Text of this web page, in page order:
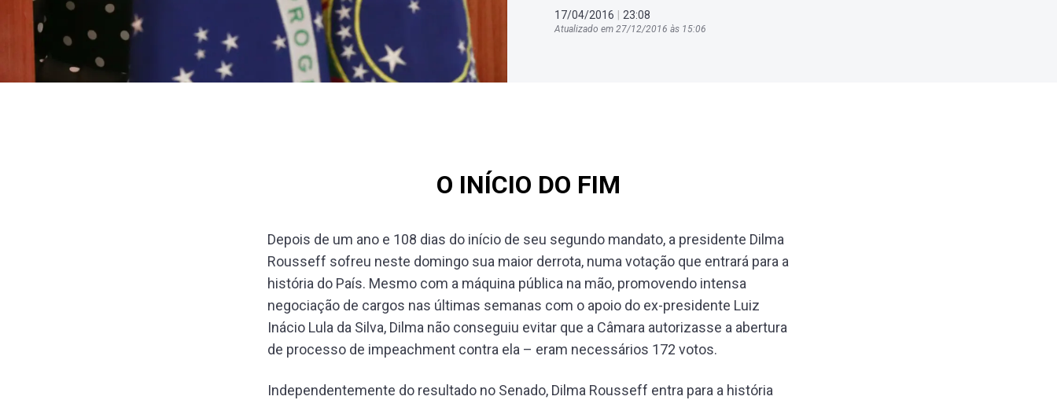
17/04/2016 23:08
Atualizado em 27/12/2016 às 15:06
O INÍCIO DO FIM
Depois de um ano e 108 dias do início de seu segundo mandato, a presidente Dilma
Rousseff sofreu neste domingo sua maior derrota, numa votação que entrará para a
história do País. Mesmo com a máquina pública na mão, promovendo intensa
negociação de cargos nas últimas semanas com o apoio do ex-presidente Luiz
Inácio Lula da Silva, Dilma não conseguiu evitar que a Câmara autorizasse a abertura
de processo de impeachment contra ela – eram necessários 172 votos.
Independentemente do resultado no Senado, Dilma Rousseff entra para a história